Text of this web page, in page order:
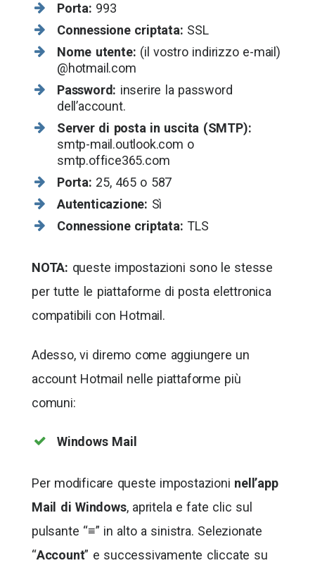
Porta: 993
Connessione criptata: SSL
Nome utente: (il vostro indirizzo e-mail)
@hotmail.com
Password: inserire la password
dell’account.
Server di posta in uscita (SMTP):
smtp-mail.outlook.com o
smtp.office365.com
Porta: 25, 465 o 587
Autenticazione: Sì
Connessione criptata:TLS
NOTA: queste impostazioni sono le stesse
per tutte le piattaforme di posta elettronica
compatibili con Hotmail.
Adesso, vi diremo come aggiungere un
account Hotmail nelle piattaforme più
comuni:
Windows Mail
Per modificare queste impostazioni nell’app
Mail di Windows, apritela e fate clic sul
pulsante “≡” in alto a sinistra. Selezionate
“Account” e successivamente cliccate su